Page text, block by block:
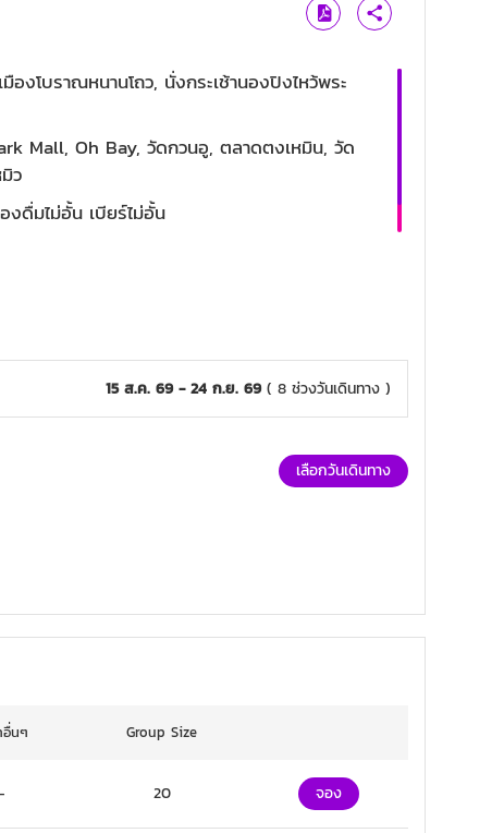
งโบราณหนานโถว, นั่งกระเช้านองปิงไหว้พระ
Mall, Oh Bay, วัดกวนอู, ตลาดตงเหมิน, วัด
ว
ดื่มไม่อั้น เบียร์ไม่อั้น
15 ส.ค. 69 - 24 ก.ย. 69( 8 ช่วงวันเดินทาง )
เลือกวันเดินทาง
อื่นๆ Group Size
20 จอง